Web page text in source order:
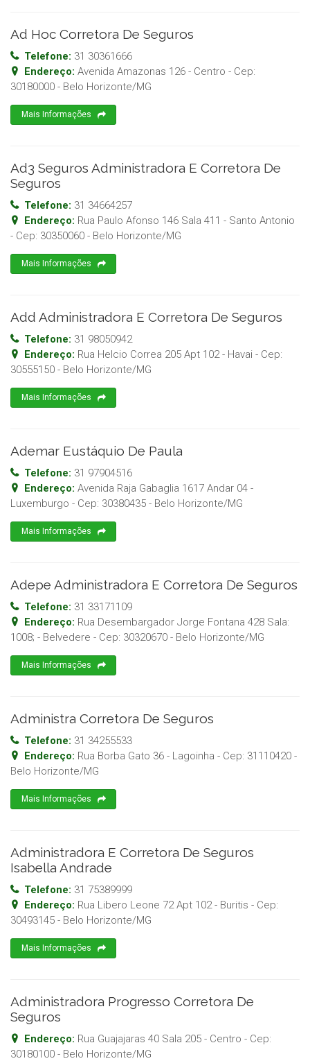
Ad Hoc Corretora De Seguros
Telefone: 31 30361666
Endereço: Avenida Amazonas 126 - Centro - Cep:
30180000 - Belo Horizonte/MG
Mais Informações
Ad3 Seguros Administradora E Corretora De
Seguros
Telefone: 31 34664257
Endereço: Rua Paulo Afonso 146 Sala 411 - Santo Antonio
- Cep: 30350060 - Belo Horizonte/MG
Mais Informações
Add Administradora E Corretora De Seguros
Telefone: 31 98050942
Endereço: Rua Helcio Correa 205 Apt 102 - Havai - Cep:
30555150 - Belo Horizonte/MG
Mais Informações
Ademar Eustáquio De Paula
Telefone: 31 97904516
Endereço: Avenida Raja Gabaglia 1617 Andar 04 -
Luxemburgo - Cep: 30380435 - Belo Horizonte/MG
Mais Informações
Adepe Administradora E Corretora De Seguros
Telefone: 31 33171109
Endereço: Rua Desembargador Jorge Fontana 428 Sala:
1008; - Belvedere - Cep: 30320670 - Belo Horizonte/MG
Mais Informações
Administra Corretora De Seguros
Telefone: 31 34255533
Endereço: Rua Borba Gato 36 - Lagoinha - Cep: 31110420 -
Belo Horizonte/MG
Mais Informações
Administradora E Corretora De Seguros
Isabella Andrade
Telefone: 31 75389999
Endereço: Rua Libero Leone 72 Apt 102 - Buritis - Cep:
30493145 - Belo Horizonte/MG
Mais Informações
Administradora Progresso Corretora De
Seguros
Endereço: Rua Guajajaras 40 Sala 205 - Centro - Cep:
30180100 - Belo Horizonte/MG